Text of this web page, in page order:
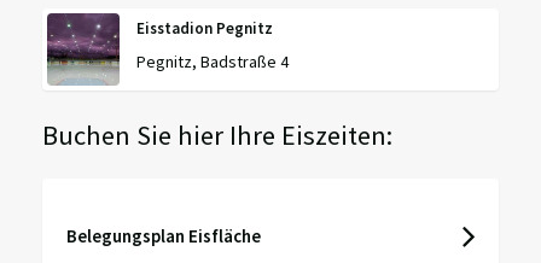
Eisstadion Pegnitz
Pegnitz, Badstraße 4
Buchen Sie hier Ihre Eiszeiten:
Belegungsplan Eisfläche